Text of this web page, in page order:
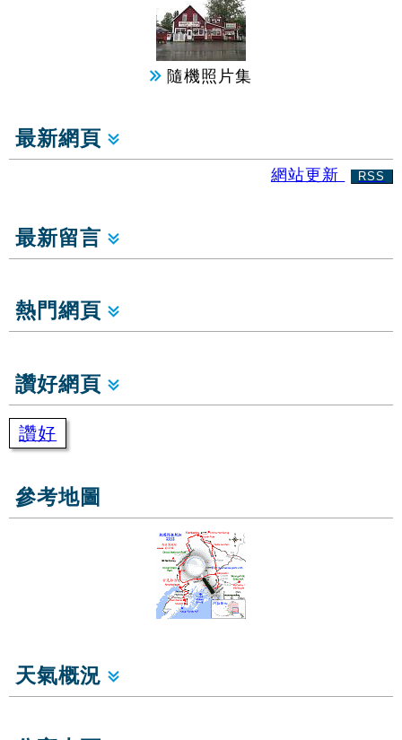
隨機照片集
最新網頁
網站更新 RSS
最新留言
熱門網頁
讚好網頁
讚好
參考地圖
天氣概況